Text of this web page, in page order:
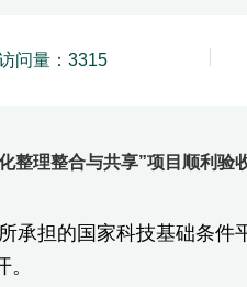
问量： 3315
整理整合与共享”项目顺利验
担的国家科技基础条件